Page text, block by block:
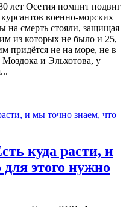
лет Осетия помнит подвиг
военно-морских
на смерть стояли, защищая
из которых не было и 25,
придётся не на море, не в
и Эльхотова, у
куда расти, и
этого нужно